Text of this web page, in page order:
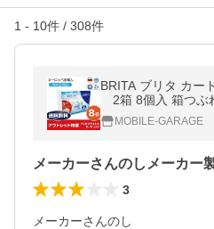
1 - 10件 / 308件
BRITA ブリタ カー
2箱 8個入 箱つぶ
A 交換用フィルター
浄水器 ギフト プレ
MOBILE-GARAGE
3
メーカーさんのし